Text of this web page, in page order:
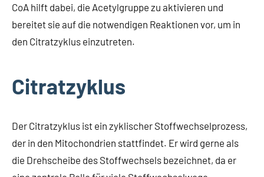
CoA hilft dabei, die Acetylgruppe zu aktivieren und
bereitet sie auf die notwendigen Reaktionen vor, um in
den Citratzyklus einzutreten.
Citratzyklus
Der Citratzyklus ist ein zyklischer Stoffwechselprozess,
der in den Mitochondrien stattfindet. Er wird gerne als
die Drehscheibe des Stoffwechsels bezeichnet, da er